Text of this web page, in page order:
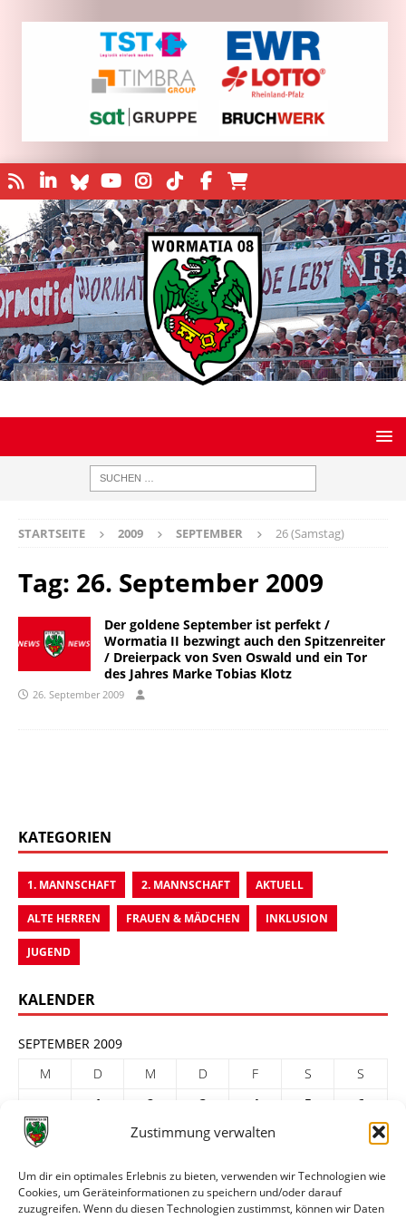
Zustimmung verwalten
Um dir ein optimales Erlebnis zu bieten, verwenden wir Technologien wie
Cookies, um Geräteinformationen zu speichern und/oder darauf
zuzugreifen. Wenn du diesen Technologien zustimmst, können wir Daten
STARTSEITE 2009 SEPTEMBER 26 (Samstag)
Tag: 26. September 2009
Der goldene September ist perfekt /
Wormatia II bezwingt auch den Spitzenreiter
/ Dreierpack von Sven Oswald und ein Tor
des Jahres Marke Tobias Klotz
26. September 2009
KATEGORIEN
1. MANNSCHAFT 2. MANNSCHAFT AKTUELL
ALTE HERREN FRAUEN & MÄDCHEN INKLUSION
JUGEND
KALENDER
SEPTEMBER 2009
M
D M D F S
S
1
2 3 4 5
6
7
9 10 11
21
22 23 24 25 26